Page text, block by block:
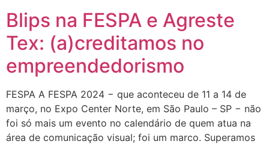
Blips na FESPA e Agreste
Tex: (a)creditamos no
empreendedorismo
FESPA A FESPA 2024 − que aconteceu de 11 a 14 de
março, no Expo Center Norte, em São Paulo – SP − não
foi só mais um evento no calendário de quem atua na
área de comunicação visual; foi um marco. Superamos